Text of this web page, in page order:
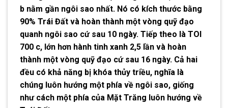
b nằm gần ngôi sao nhất. Nó có kích thước bằng
90% Trái Đất và hoàn thành một vòng quỹ đạo
quanh ngôi sao cứ sau 10 ngày. Tiếp theo là TOI
700 c, lớn hơn hành tinh xanh 2,5 lần và hoàn
thành một vòng quỹ đạo cứ sau 16 ngày. Cả hai
đều có khả năng bị khóa thủy triều, nghĩa là
chúng luôn hướng một phía về ngôi sao, giống
như cách một phía của Mặt Trăng luôn hướng về